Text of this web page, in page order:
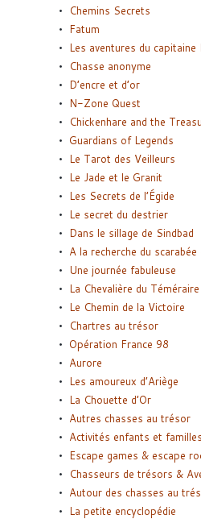
Chemins Secrets
Fatum
Les aventures du capitaine
Chasse anonyme
D’encre et d’or
N-Zone Quest
Chickenhare and the
Guardians of Legends
Le Tarot des Veilleurs
Le Jade et le Granit
Les Secrets de l’Égide
Le secret du destrier
Dans le sillage de Sindbad
A la recherche du scarabée
Une journée fabuleuse
La Chevalière du Téméraire
Le Chemin de la Victoire
Chartres au trésor
Opération France 98
Aurore
Les amoureux d’Ariège
La Chouette d’Or
Autres chasses au trésor
Activités enfants et familles
Escape games & escape
Chasseurs de trésors &
Autour des chasses au
La petite encyclopédie